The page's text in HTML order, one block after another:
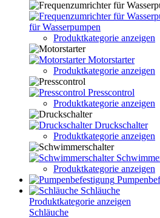
für Wasserpumpen
Produktkategorie anzeigen
Motorstarter
Produktkategorie anzeigen
Presscontrol
Produktkategorie anzeigen
Druckschalter
Produktkategorie anzeigen
Produktkategorie anzeigen
Schläuche
Produktkategorie anzeigen
Schläuche